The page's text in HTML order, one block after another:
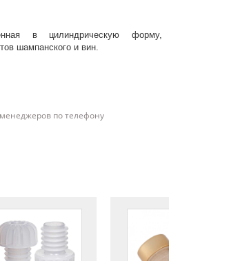
в цилиндрическую форму,
шампанского и вин.
по телефону